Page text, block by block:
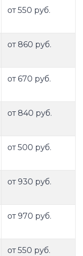
от 550 руб.
от 860 руб.
от 670 руб.
от 840 руб.
от 500 руб.
от 930 руб.
от 970 руб.
от 550 руб.